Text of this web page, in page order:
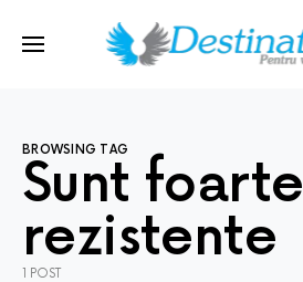
BROWSING TAG
Sunt foarte
rezistente
1 POST